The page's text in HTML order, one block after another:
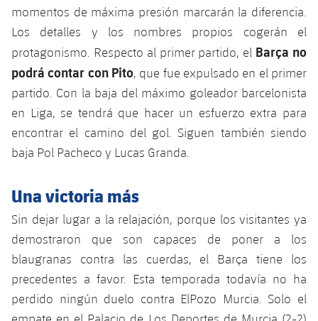
momentos de máxima presión marcarán la diferencia.
Los detalles y los nombres propios cogerán el
protagonismo. Respecto al primer partido, el Barça no
podrá contar con Pito, que fue expulsado en el primer
partido. Con la baja del máximo goleador barcelonista
en Liga, se tendrá que hacer un esfuerzo extra para
encontrar el camino del gol. Siguen también siendo
baja Pol Pacheco y Lucas Granda.
Una victoria más
Sin dejar lugar a la relajación, porque los visitantes ya
demostraron que son capaces de poner a los
blaugranas contra las cuerdas, el Barça tiene los
precedentes a favor. Esta temporada todavía no ha
perdido ningún duelo contra ElPozo Murcia. Solo el